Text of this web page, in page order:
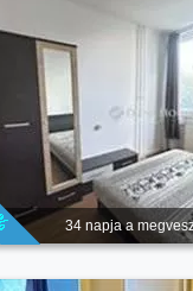
34 napja a